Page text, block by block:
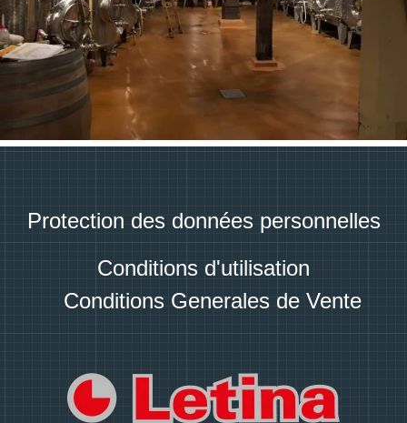
Protection des données personnelles
Conditions d'utilisation
Conditions Generales de Vente